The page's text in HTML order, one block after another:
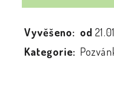
Vyvěšeno: od
Kategorie: